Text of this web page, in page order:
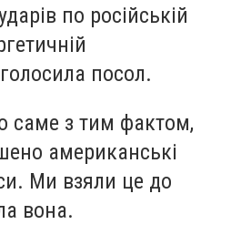
по російській
посол.
саме з тим фактом,
американські
Ми взяли це до
вона.